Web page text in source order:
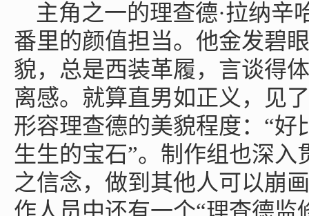
主角之一的理查德·拉纳辛
番里的颜值担当。他金发碧
貌，总是西装革履，言谈得
离感。就算直男如正义，见
形容理查德的美貌程度：“好
生生的宝石”。制作组也深入
之信念，做到其他人可以崩